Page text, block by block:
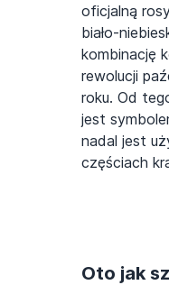
oficjalną
biało-
kombinację
rewolucji
roku. Od
jest
nadal jest
częściach
Oto jak